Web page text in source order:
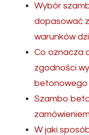
Wybór
dopasować
warunków
Co oznacza
zgodności
betonowego
Szambo
W jaki